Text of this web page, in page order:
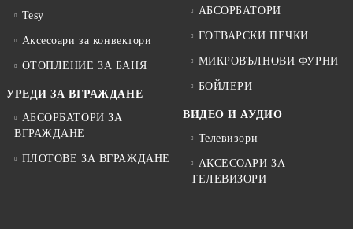
Tesy
Аксесоари за конвектори
ОТОПЛЕНИЕ ЗА БАНЯ
УРЕДИ ЗА ВГРАЖДАНЕ
АБСОРБАТОРИ ЗА
ВГРАЖДАНЕ
ПЛОТОВЕ ЗА ВГРАЖДАНЕ
АБСОРБАТОРИ
ГОТВАРСКИ ПЕЧКИ
МИКРОВЪЛНОВИ ФУРНИ
БОЙЛЕРИ
ВИДЕО И АУДИО
Телевизори
АКСЕСОАРИ ЗА
ТЕЛЕВИЗОРИ